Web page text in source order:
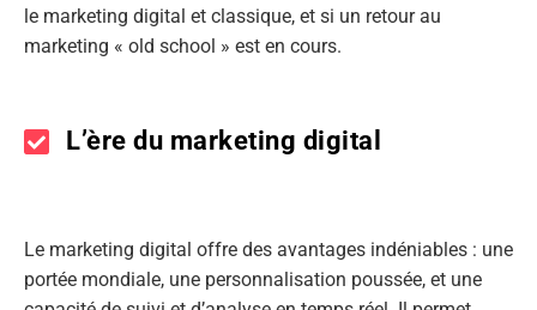
le marketing digital et classique, et si un retour au
marketing « old school » est en cours.
L’ère du marketing digital
Le marketing digital offre des avantages indéniables : une
portée mondiale, une personnalisation poussée, et une